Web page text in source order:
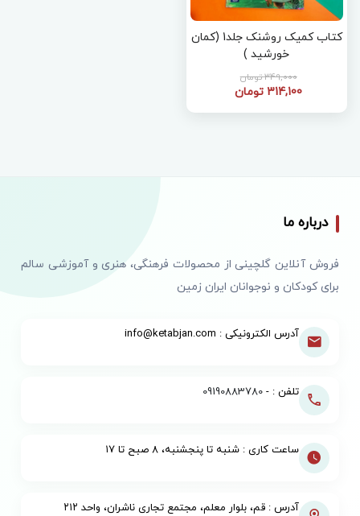
کتاب کمیک روشنک جلد1 (کمان
خورشید )
349,000 تومان
314,100 تومان
درباره ما
فروش آنلاین گلچینی از محصولات فرهنگی، هنری و آموزشی سالم
برای کودکان و نوجوانان ایران زمین
آدرس الکترونیکی : info@ketabjan.com
تلفن : -09190883780
ساعت کاری : شنبه تا پنجشنبه، ۸ صبح تا ۱۷
آدرس : قم، بلوار معلم، مجتمع تجاری ناشران، واحد ۲۱۲